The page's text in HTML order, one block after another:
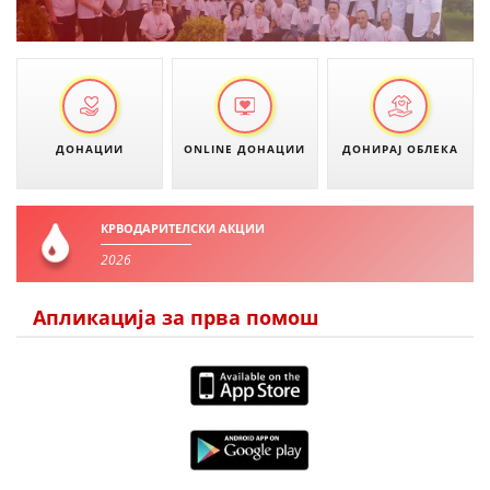
MЕЃУНАРОДНО ХУМАНИТАРНО ПРАВО
ПРОМОЦИЈА НА ХУМАНИ ВРЕДНОСТИ
УПОТРЕБА И ЗАШТИТА НА АМБЛЕМОТ
КАКО ДА ДОНИРАТЕ
ПОДГОТВЕНОСТ И ДЕЈСТВО ПРИ КАТАСТРОФИ
ОДНОСИ СО ЈАВНОСТ
ИСТРАЖУВАЊЕ НА ЈАВНО МИСЛЕЊЕ
ДОГОВОРИ
ДОНАЦИИ ONLINE ДОНАЦИИ ДОНИРАЈ ОБЛЕКА
КРВОДАРИТЕЛСКИ АКЦИИ
2026
Апликација за прва помош